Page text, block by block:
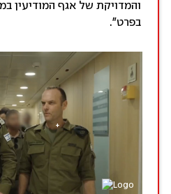
והמדויקת של אגף המודיעין
בפרט".